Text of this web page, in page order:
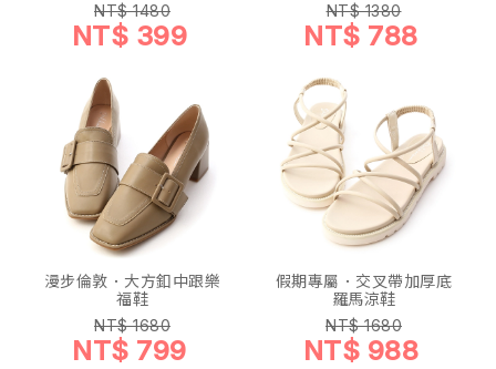
NT$ 1480
NT$ 399
NT$ 1380
NT$ 788
漫步倫敦．大方釦中跟樂
福鞋
NT$ 1680
NT$ 799
假期專屬．交叉帶加厚底
羅馬涼鞋
NT$ 1680
NT$ 988